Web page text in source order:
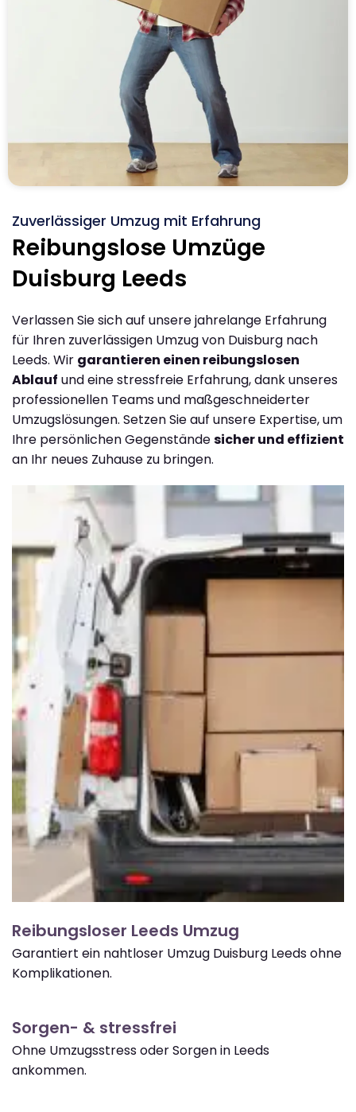
Zuverlässiger Umzug mit Erfahrung
Reibungslose Umzüge
Duisburg Leeds
Verlassen Sie sich auf unsere jahrelange Erfahrung
für Ihren zuverlässigen Umzug von Duisburg nach
Leeds. Wir garantieren einen reibungslosen
Ablauf und eine stressfreie Erfahrung, dank unseres
professionellen Teams und maßgeschneiderter
Umzugslösungen. Setzen Sie auf unsere Expertise, um
Ihre persönlichen Gegenständesicher und effizient
an Ihr neues Zuhause zu bringen.
Reibungsloser Leeds Umzug
Garantiert ein nahtloser Umzug Duisburg Leeds ohne
Komplikationen.
Sorgen- & stressfrei
Ohne Umzugsstress oder Sorgen in Leeds
ankommen.